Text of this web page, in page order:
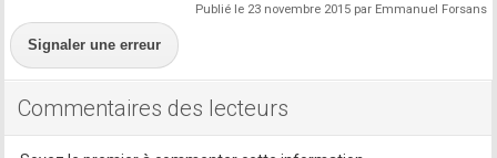
Publié le 23 novembre 2015 par Emmanuel Forsans
Signaler une erreur
Commentaires des lecteurs